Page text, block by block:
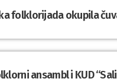
folklorijada okupila
ansambl i KUD